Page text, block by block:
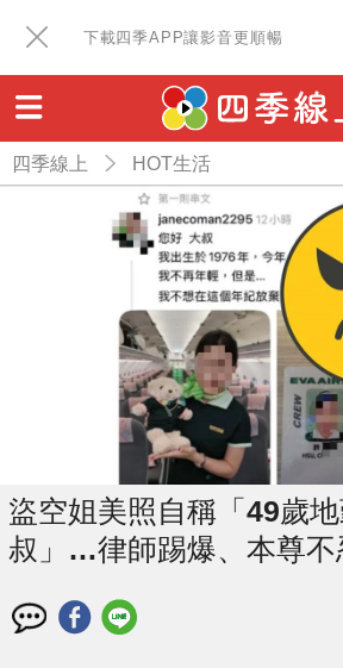
下載四季APP讓影音更順暢
四季線上 HOT生活
盜空姐美照自稱「49歲
叔」…律師踢爆、本尊不